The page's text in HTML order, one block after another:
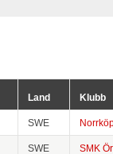
Land Klubb
SWE
SWE SMK